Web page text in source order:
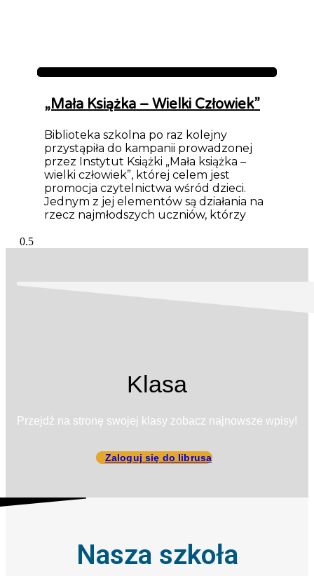
Aktualności
„Mała Książka – Wielki Człowiek”
Biblioteka szkolna po raz kolejny
przystąpiła do kampanii prowadzonej
przez Instytut Książki „Mała książka –
wielki człowiek”, której celem jest
promocja czytelnictwa wśród dzieci.
Jednym z jej elementów są działania na
rzecz najmłodszych uczniów, którzy
Klasa
Przejdź na stronę swojej klasy zobacz najnowsze wpisy!
Zaloguj się do librusa
Nasza szkoła